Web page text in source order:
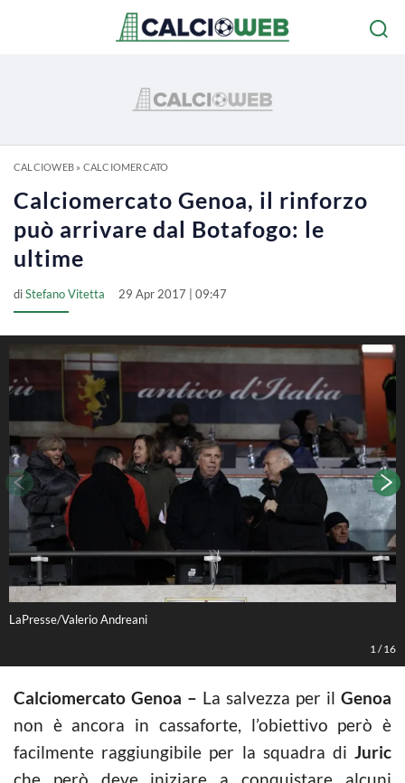
CALCIOWEB» CALCIOMERCATO
Calciomercato Genoa, il rinforzo
può arrivare dal Botafogo: le
ultime
diStefano Vitetta 29 Apr 2017 | 09:47
LaPresse/Valerio Andreani
1 /16
Calciomercato Genoa – La salvezza per il Genoa
non è ancora in cassaforte, l’obiettivo però è
facilmente raggiungibile per la squadra di Juric